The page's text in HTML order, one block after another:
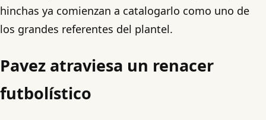
hinchas ya comienzan a catalogarlo como uno de
los grandes referentes del plantel.
Pavez atraviesa un renacer
futbolístico